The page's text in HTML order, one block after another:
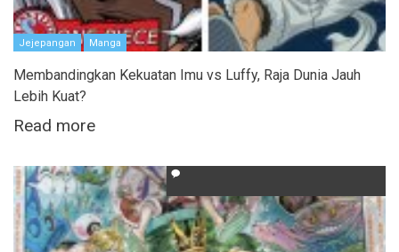
Jejepangan Manga
Membandingkan Kekuatan Imu vs Luffy, Raja Dunia Jauh
Lebih Kuat?
Read more